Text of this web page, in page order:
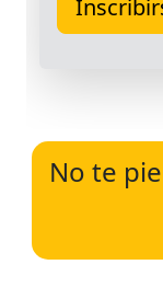
No te